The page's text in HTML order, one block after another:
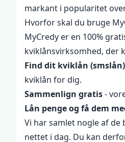
markant i popularitet
Hvorfor skal du bruge
MyCredy er en 100%
kviklånsvirksomhed, der
Find dit kviklån
kviklån for dig.
Sammenlign gratis-
Lån penge og få dem
Vi har samlet nogle af
nettet i dag. Du kan